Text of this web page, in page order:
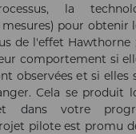
la
pour obtenir
de l'effet Hawthorne
comportement si
observées et si elles
Cela se produit
dans votre
pilote est promu